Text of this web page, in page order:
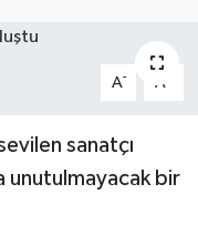
A- A
sanatçı
unutulmayacak bir